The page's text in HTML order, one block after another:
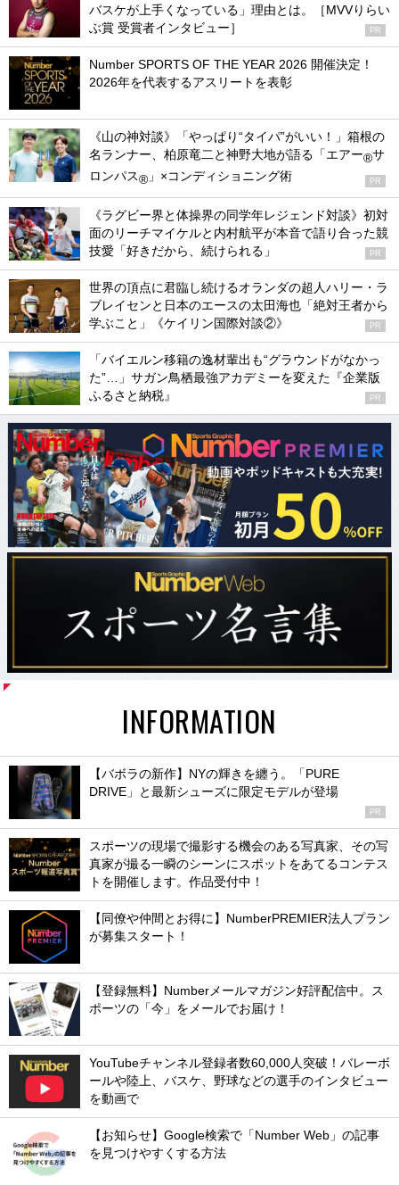
バスケが上手くなっている」理由とは。［MVVりらい
ぶ賞 受賞者インタビュー］
PR
Number SPORTS OF THE YEAR 2026 開催決定！
2026年を代表するアスリートを表彰
《山の神対談》「やっぱり“タイパ”がいい！」箱根の
名ランナー、柏原竜二と神野大地が語る「エアー®サ
ロンパス® 」×コンディショニング術 PR
《ラグビー界と体操界の同学年レジェンド対談》初対
面のリーチマイケルと内村航平が本音で語り合った競
技愛「好きだから、続けられる」
PR
世界の頂点に君臨し続けるオランダの超人ハリー・ラ
ブレイセンと日本のエースの太田海也「絶対王者から
学ぶこと」《ケイリン国際対談②》
PR
「バイエルン移籍の逸材輩出も“グラウンドがなかっ
た”…」サガン鳥栖最強アカデミーを変えた『企業版
ふるさと納税』
PR
INFORMATION
【バボラの新作】NYの輝きを纏う。「PURE
DRIVE」と最新シューズに限定モデルが登場
PR
スポーツの現場で撮影する機会のある写真家、その写
真家が撮る一瞬のシーンにスポットをあてるコンテス
トを開催します。作品受付中！
【同僚や仲間とお得に】NumberPREMIER法人プラン
が募集スタート！
【登録無料】Numberメールマガジン好評配信中。ス
ポーツの「今」をメールでお届け！
YouTubeチャンネル登録者数60,000人突破！バレーボ
ールや陸上、バスケ、野球などの選手のインタビュー
を動画で
【お知らせ】Google検索で「Number Web」の記事
を見つけやすくする方法